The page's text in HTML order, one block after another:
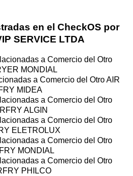
en el CheckOS por
SERVICE LTDA
a Comercio del Otro
MONDIAL
a Comercio del Otro AIR
MIDEA
a Comercio del Otro
ALGIN
a Comercio del Otro
ELETROLUX
a Comercio del Otro
MONDIAL
a Comercio del Otro
PHILCO